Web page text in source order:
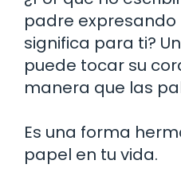
padre
significa para ti?
puede tocar su
manera que las
Es una forma
papel en tu vida.